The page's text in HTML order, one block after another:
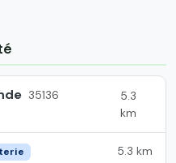
35136
5.3
km
5.3 km